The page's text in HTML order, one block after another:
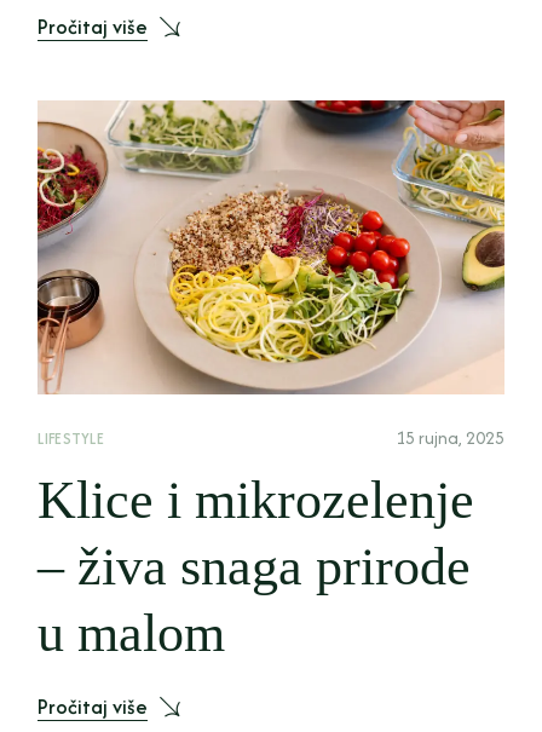
Pročitaj više
LIFESTYLE 15 rujna, 2025
Klice i mikrozelenje
– živa snaga prirode
u malom
Pročitaj više